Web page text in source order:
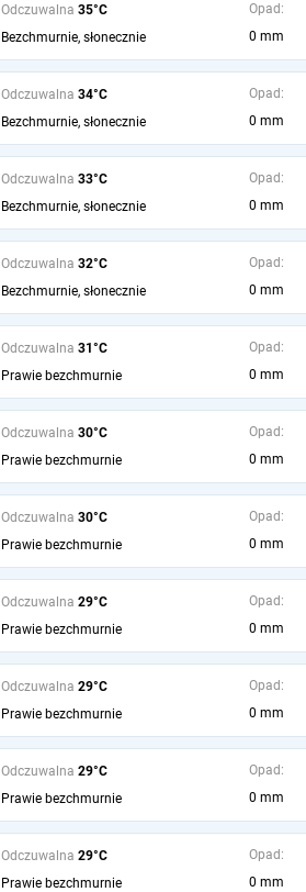
Odczuwalna 35°C
Bezchmurnie, słonecznie
Opad:
0 mm
Odczuwalna 34°C
Bezchmurnie, słonecznie
Opad:
0 mm
Odczuwalna 33°C
Bezchmurnie, słonecznie
Opad:
0 mm
Odczuwalna 32°C
Bezchmurnie, słonecznie
Opad:
0 mm
Odczuwalna 31°C
Prawie bezchmurnie
Opad:
0 mm
Odczuwalna 30°C
Prawie bezchmurnie
Opad:
0 mm
Odczuwalna 30°C
Prawie bezchmurnie
Opad:
0 mm
Odczuwalna 29°C
Prawie bezchmurnie
Opad:
0 mm
Odczuwalna 29°C
Prawie bezchmurnie
Opad:
0 mm
Odczuwalna 29°C
Prawie bezchmurnie
Opad:
0 mm
Odczuwalna 29°C
Prawie bezchmurnie
Opad:
0 mm